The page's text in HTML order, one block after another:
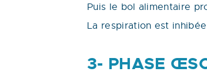
Puis le bol alimentaire
La respiration est
3- PHASE